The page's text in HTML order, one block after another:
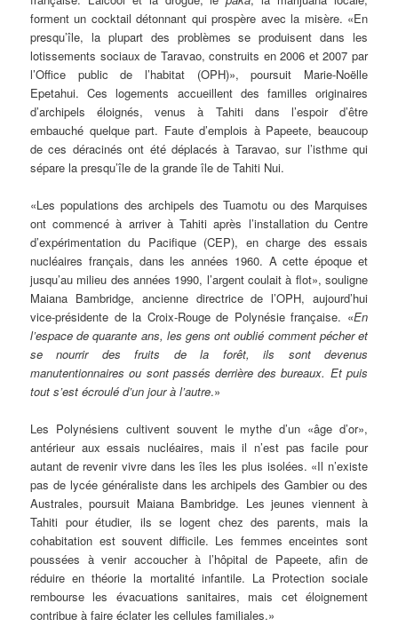
forment un cocktail détonnant qui prospère avec la misère. «En
presqu’île, la plupart des problèmes se produisent dans les
lotissements sociaux de Taravao, construits en 2006 et 2007 par
l’Office public de l’habitat (OPH)», poursuit Marie-Noëlle
Epetahui. Ces logements accueillent des familles originaires
d’archipels éloignés, venus à Tahiti dans l’espoir d’être
embauché quelque part. Faute d’emplois à Papeete, beaucoup
de ces déracinés ont été déplacés à Taravao, sur l’isthme qui
sépare la presqu’île de la grande île de Tahiti Nui.
«Les populations des archipels des Tuamotu ou des Marquises
ont commencé à arriver à Tahiti après l’installation du Centre
d’expérimentation du Pacifique (CEP), en charge des essais
nucléaires français, dans les années 1960. A cette époque et
jusqu’au milieu des années 1990, l’argent coulait à flot», souligne
Maiana Bambridge, ancienne directrice de l’OPH, aujourd’hui
vice-présidente de la Croix-Rouge de Polynésie française. «En
l’espace de quarante ans, les gens ont oublié comment pécher et
se nourrir des fruits de la forêt, ils sont devenus
manutentionnaires ou sont passés derrière des bureaux. Et puis
tout s’est écroulé d’un jour à l’autre.»
Les Polynésiens cultivent souvent le mythe d’un «âge d’or»,
antérieur aux essais nucléaires, mais il n’est pas facile pour
autant de revenir vivre dans les îles les plus isolées. «Il n’existe
pas de lycée généraliste dans les archipels des Gambier ou des
Australes, poursuit Maiana Bambridge. Les jeunes viennent à
Tahiti pour étudier, ils se logent chez des parents, mais la
cohabitation est souvent difficile. Les femmes enceintes sont
poussées à venir accoucher à l’hôpital de Papeete, afin de
réduire en théorie la mortalité infantile. La Protection sociale
rembourse les évacuations sanitaires, mais cet éloignement
contribue à faire éclater les cellules familiales.»